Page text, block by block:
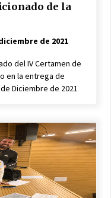
de la
de 2021
del IV Certamen de
en la entrega de
Diciembre de 2021